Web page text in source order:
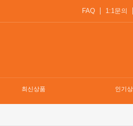
FAQ 1:1문의
최신상품 인기